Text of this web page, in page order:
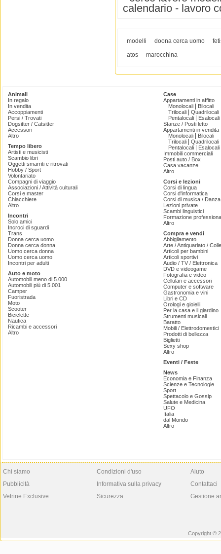
calendario - lavoro
modelli doona cerca uomo
atos
marocchina
Animali
In regalo
In vendita
Accoppiamenti
Persi / Trovati
Dogsitter / Catsitter
Accessori
Altro
Tempo libero
Artisti e musicisti
Scambio libri
Oggetti smarriti e ritrovati
Hobby / Sport
Volontariato
Compagni di viaggio
Associazioni / Attività culturali
Corsi e master
Chiacchiere
Altro
Incontri
Solo amici
Incroci di sguardi
Trans
Donna cerca uomo
Donna cerca donna
Uomo cerca donna
Uomo cerca uomo
Incontri per adulti
Auto e moto
Automobili meno di 5.000
Automobili più di 5.001
Camper
Fuoristrada
Moto
Scooter
Biciclette
Nautica
Ricambi e accessori
Altro
Case
Appartamenti in affitto
Monolocali
Bilocali
Trilocali
Quadrilocali
Pentalocali
Esalocali
Stanze / Posti letto
Appartamenti in vendita
Monolocali
Bilocali
Trilocali
Quadrilocali
Pentalocali
Esalocali
Immobili commerciali
Posti auto / Box
Casa vacanze
Altro
Corsi e lezioni
Corsi di lingua
Corsi d'informatica
Corsi di musica /
Lezioni private
Scambi linguistici
Formazione
Altro
Compra e vendi
Abbigliamento
Arte / Antiquariato /
Articoli per bambini
Articoli sportivi
Audio / TV / Elettronica
DVD e videogame
Fotografia e video
Cellulari e accessori
Computer e software
Gastronomia e vini
Libri e CD
Orologi e gioielli
Per la casa e il giardino
Strumenti musicali
Baratto
Mobili / Elettrodomestici
Prodotti di bellezza
Biglietti
Sexy shop
Altro
Eventi / Feste
News
Economia e Finanza
Scienze e Tecnologie
Sport
Spettacolo e Gossip
Salute e Medicina
UFO
Italia
dal Mondo
Altro
Chi siamo
Pubblicità
Vetrine Exclusive
Condizioni d'uso
Informativa sulla privacy
Sicurezza
Aiuto
Contattaci
Gestione
Copyright ©